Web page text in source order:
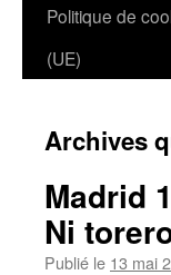
contenu
Politique de
(UE)
Archives
Madrid
Ni
Publié le 13 mai